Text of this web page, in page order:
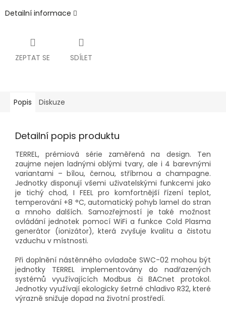
Detailní informace
ZEPTAT SE SDÍLET
Popis Diskuze
Detailní popis produktu
TERREL, prémiová série zaměřená na design. Ten
zaujme nejen ladnými oblými tvary, ale i 4 barevnými
variantami – bílou, černou, stříbrnou a champagne.
Jednotky disponují všemi uživatelskými funkcemi jako
je tichý chod, I FEEL pro komfortnější řízení teplot,
temperování +8 °C, automatický pohyb lamel do stran
a mnoho dalších. Samozřejmostí je také možnost
ovládání jednotek pomocí WiFi a funkce Cold Plasma
generátor (ionizátor), která zvyšuje kvalitu a čistotu
vzduchu v místnosti.
Při doplnění nástěnného ovladače SWC-02 mohou být
jednotky TERREL implementovány do nadřazených
systémů využívajících Modbus či BACnet protokol.
Jednotky využívají ekologicky šetrné chladivo R32, které
výrazně snižuje dopad na životní prostředí.